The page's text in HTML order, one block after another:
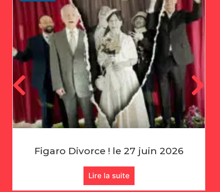
Échecs : Rencontre Amicale !
Lire la suite